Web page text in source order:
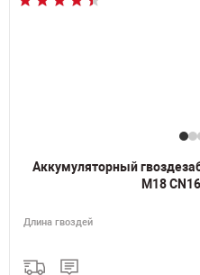
Аккумуляторный
M18
Длина гвоздей